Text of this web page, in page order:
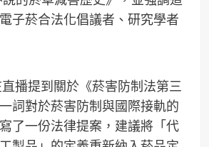
子菸合法化倡議者、研究學者
播提到關於《菸害防制法第三
詞對於菸害防制與國際接軌的
了一份法律提案，建議將「代